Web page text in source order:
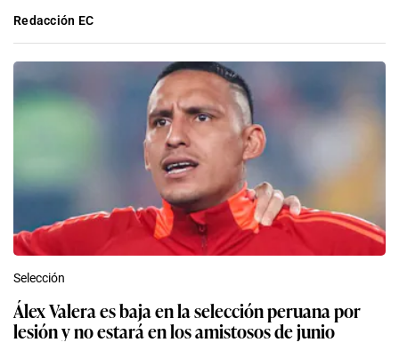
Redacción EC
Selección
Álex Valera es baja en la selección peruana por
lesión y no estará en los amistosos de junio